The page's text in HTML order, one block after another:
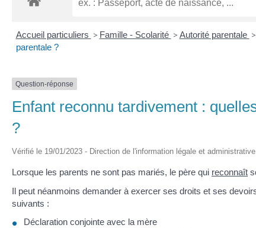
Accueil particuliers > Famille - Scolarité > Autorité parentale >
parentale ?
Question-réponse
Enfant reconnu tardivement :
?
Vérifié le 19/01/2023 - Direction de l'information légale et
Lorsque les parents ne sont pas mariés, le père qui reconnaît
Il peut néanmoins demander à exercer ses droits et ses
suivants :
Déclaration conjointe avec la mère